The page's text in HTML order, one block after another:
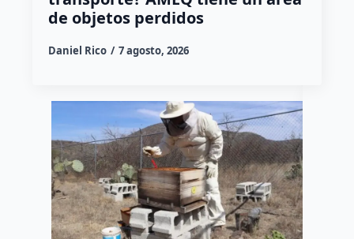
de objetos perdidos
Daniel Rico 7 agosto, 2026